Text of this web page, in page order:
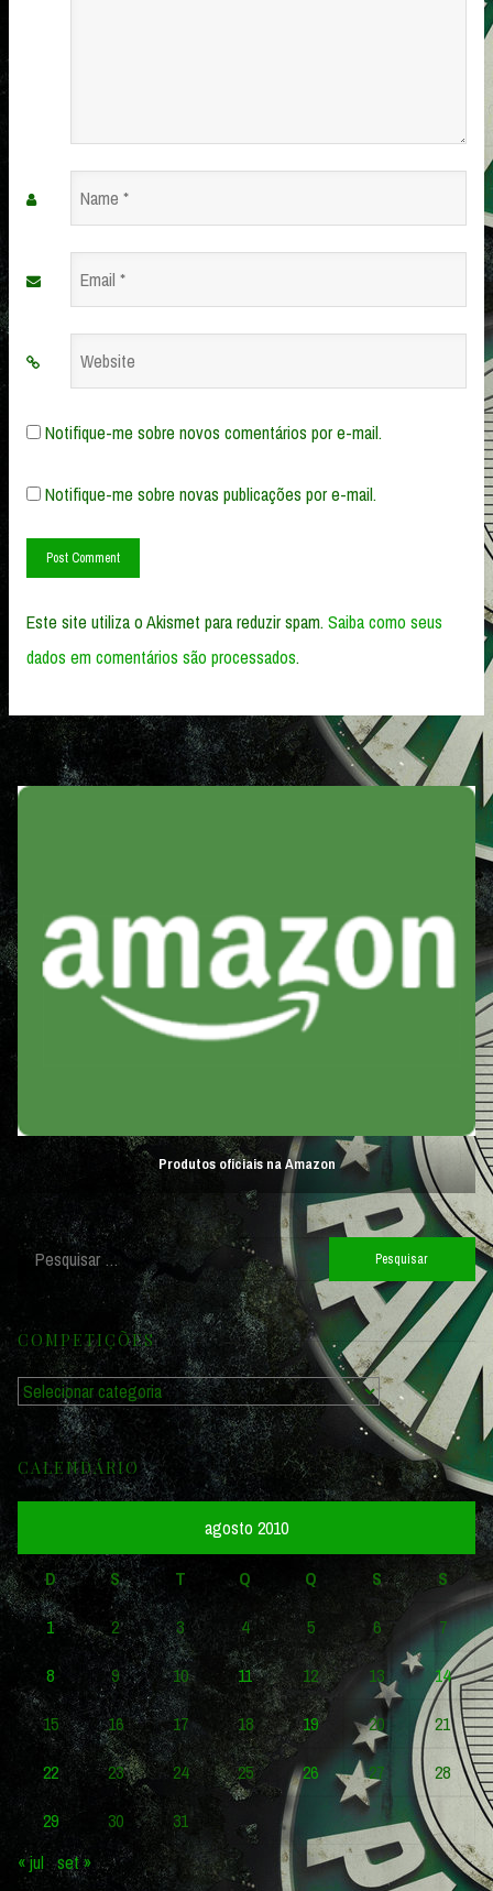
Name
Email
Website
Notifique-me sobre novos comentários por e-mail.
Notifique-me sobre novas publicações por e-mail.
Este site utiliza o Akismet para reduzir spam.Saiba como seus
dados em comentários são processados.
Produtos oficiais na Amazon
Pesquisar
por:
COMPETIÇÕES
Competições
CALENDÁRIO
agosto 2010
D S T Q Q S
S
1
2 3 4 5 6
7
8
9 10 11 12 13
14
15
16 17 18 19 20
21
22
23 24 25 26 27
28
29
30
31
« jul set »